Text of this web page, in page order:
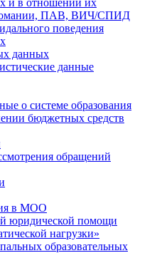
и в отношении их
ПАВ, ВИЧ/СПИД
поведения
данных
данные
о системе образования
бюджетных средств
обращений
в МОО
юридической помощи
нагрузки»
образовательных